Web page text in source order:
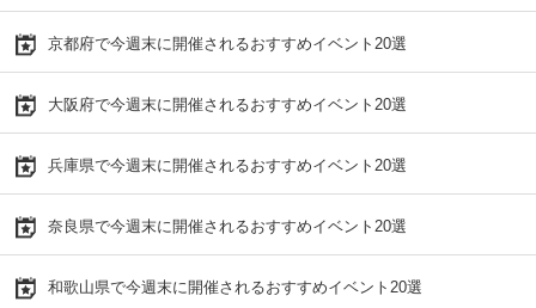
京都府で今週末に開催されるおすすめイベント20選
大阪府で今週末に開催されるおすすめイベント20選
兵庫県で今週末に開催されるおすすめイベント20選
奈良県で今週末に開催されるおすすめイベント20選
和歌山県で今週末に開催されるおすすめイベント20選